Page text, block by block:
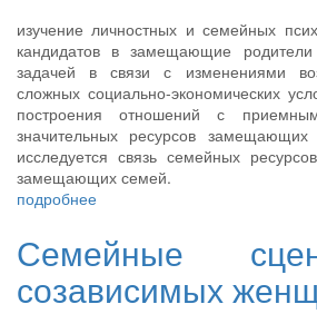
изучение личностных и семейных
кандидатов в замещающие родители
задачей в связи с изменениями
сложных социально-экономических
построения отношений с
значительных ресурсов
исследуется связь семейных
замещающих семей.
подробнее
Семейные
созависимых